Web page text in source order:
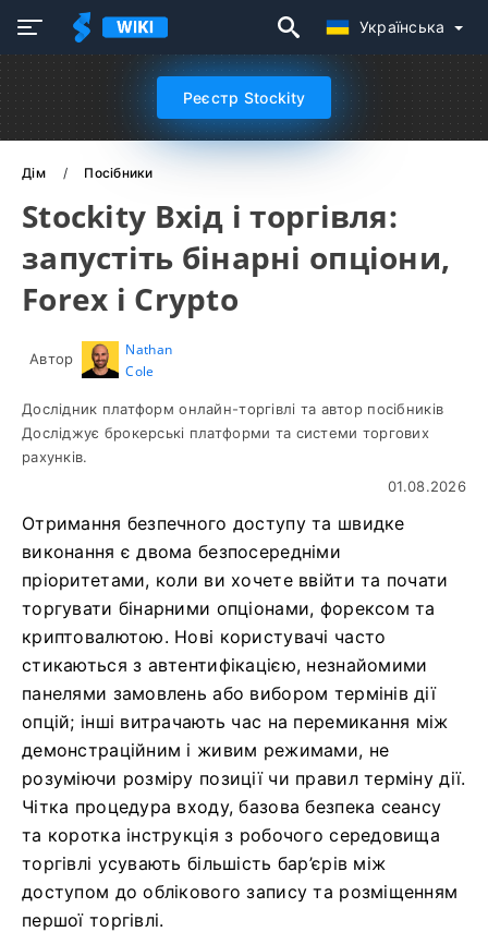
Українська
Реєстр Stockity
Дім Посібники
Stockity Вхід і торгівля:
запустіть бінарні опціони,
Forex і Crypto
Автор
Nathan
Cole
Дослідник платформ онлайн-торгівлі та автор посібників
Досліджує брокерські платформи та системи торгових
рахунків.
01.08.2026
Отримання безпечного доступу та швидке
виконання є двома безпосередніми
пріоритетами, коли ви хочете ввійти та почати
торгувати бінарними опціонами, форексом та
криптовалютою. Нові користувачі часто
стикаються з автентифікацією, незнайомими
панелями замовлень або вибором термінів дії
опцій; інші витрачають час на перемикання між
демонстраційним і живим режимами, не
розуміючи розміру позиції чи правил терміну дії.
Чітка процедура входу, базова безпека сеансу
та коротка інструкція з робочого середовища
торгівлі усувають більшість бар’єрів між
доступом до облікового запису та розміщенням
першої торгівлі.